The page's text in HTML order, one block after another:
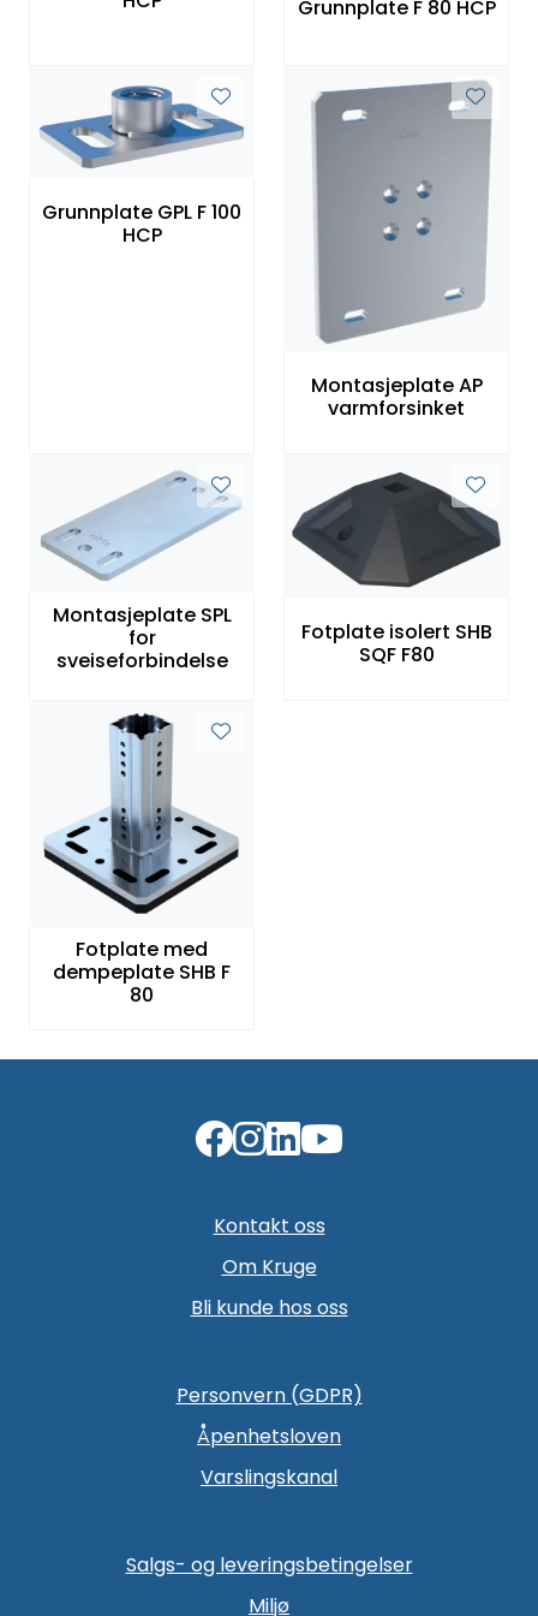
Grunnplate F 80 HCP
Grunnplate GPL F 100
HCP
Montasjeplate AP
varmforsinket
Montasjeplate SPL
for
sveiseforbindelse
Fotplate isolert SHB
SQF F80
Fotplate med
dempeplate SHB F
80
Kontakt oss
Om Kruge
Bli kunde hos oss
Personvern (GDPR)
Åpenhetsloven
Varslingskanal
Salgs- og leveringsbetingelser
Miljø